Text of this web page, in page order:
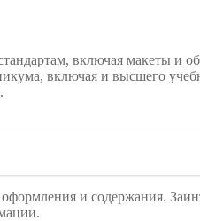
включая макеты и
включая и высшего
и содержания.